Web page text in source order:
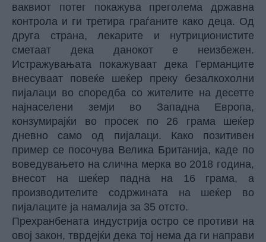
ваквиот потег покажува преголема државна
контрола и ги третира граѓаните како деца. Од
друга страна, лекарите и нутриционистите
сметаат дека данокот е неизбежен.
Истражувањата покажуваат дека Германците
внесуваат повеќе шеќер преку безалкохолни
пијалаци во споредба со жителите на десетте
најнаселени земји во Западна Европа,
конзумирајќи во просек по 26 грама шеќер
дневно само од пијалаци. Како позитивен
пример се посочува Велика Британија, каде по
воведувањето на слична мерка во 2018 година,
внесот на шеќер падна на 16 грама, а
производителите содржината на шеќер во
пијалаците ја намалија за 35 отсто.
Прехранбената индустрија остро се противи на
овој закон, тврдејќи дека тој нема да ги направи